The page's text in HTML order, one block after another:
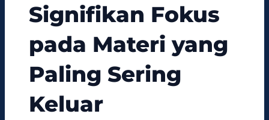
Signifikan Fokus
pada Materi yang
Paling Sering
Keluar